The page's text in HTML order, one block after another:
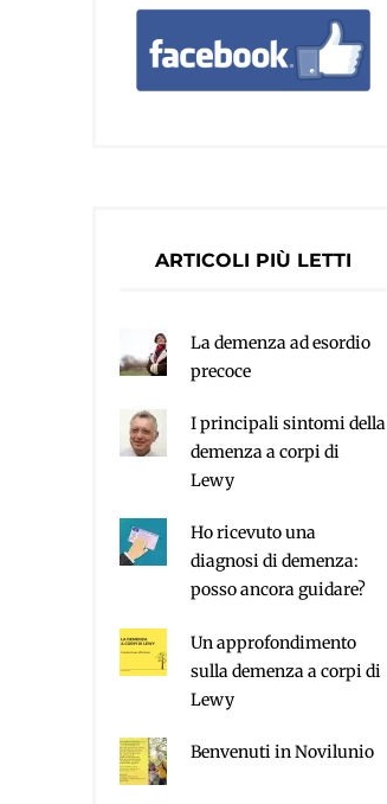
ARTICOLI PIÙ LETTI
La demenza ad esordio
precoce
I principali sintomi della
demenza a corpi di
Lewy
Ho ricevuto una
diagnosi di demenza:
posso ancora guidare?
Un approfondimento
sulla demenza a corpi di
Lewy
Benvenuti in Novilunio